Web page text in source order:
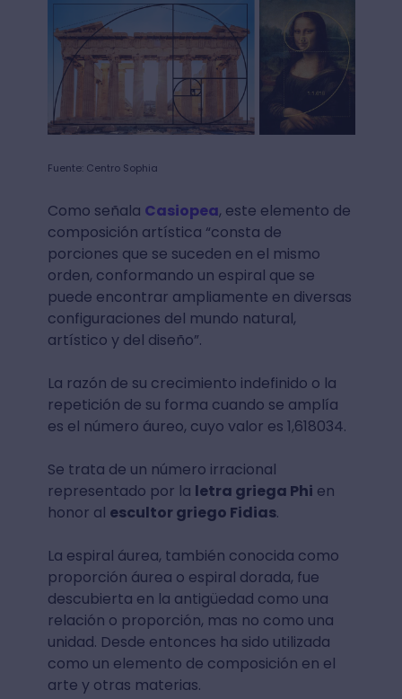
Fuente: Centro Sophia
Como señala Casiopea, este elemento de
composición artística “consta de
porciones que se suceden en el mismo
orden, conformando un espiral que se
puede encontrar ampliamente en diversas
configuraciones del mundo natural,
artístico y del diseño”.
La razón de su crecimiento indefinido o la
repetición de su forma cuando se amplía
es el número áureo, cuyo valor es 1,618034.
Se trata de un número irracional
representado por la letra griega Phi en
honor al escultor griego Fidias.
La espiral áurea, también conocida como
proporción áurea o espiral dorada, fue
descubierta en la antigüedad como una
relación o proporción, mas no como una
unidad. Desde entonces ha sido utilizada
como un elemento de composición en el
arte y otras materias.